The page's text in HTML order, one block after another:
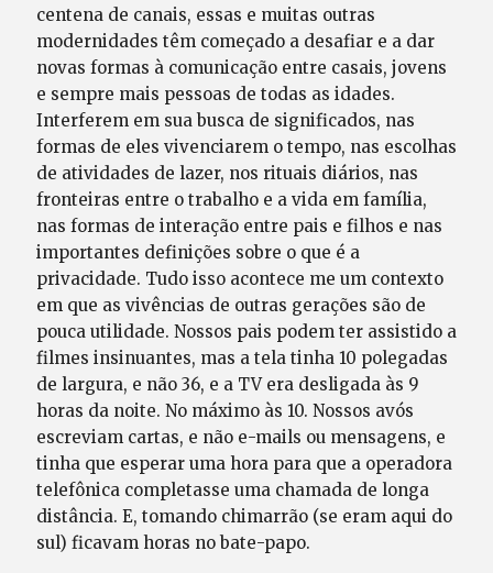
centena de canais, essas e muitas outras
modernidades têm começado a desafiar e a dar
novas formas à comunicação entre casais, jovens
e sempre mais pessoas de todas as idades.
Interferem em sua busca de significados, nas
formas de eles vivenciarem o tempo, nas escolhas
de atividades de lazer, nos rituais diários, nas
fronteiras entre o trabalho e a vida em família,
nas formas de interação entre pais e filhos e nas
importantes definições sobre o que é a
privacidade. Tudo isso acontece me um contexto
em que as vivências de outras gerações são de
pouca utilidade. Nossos pais podem ter assistido a
filmes insinuantes, mas a tela tinha 10 polegadas
de largura, e não 36, e a TV era desligada às 9
horas da noite. No máximo às 10. Nossos avós
escreviam cartas, e não e-mails ou mensagens, e
tinha que esperar uma hora para que a operadora
telefônica completasse uma chamada de longa
distância. E, tomando chimarrão (se eram aqui do
sul) ficavam horas no bate-papo.